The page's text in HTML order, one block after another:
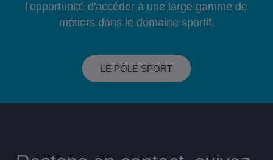
l'opportunité d'accéder à une large gamme de
métiers dans le domaine sportif.
LE PÔLE SPORT